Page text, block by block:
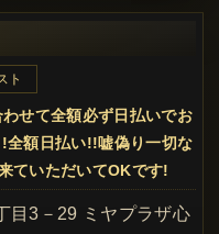
ト
せて全額必ず日払いでお
額日払い!!嘘偽り一切な
ていただいてOKです!
目3－29 ミヤプラザ心